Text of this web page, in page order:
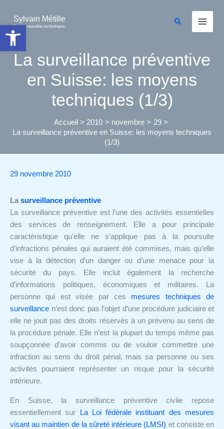
Ouvrir la barre d’outils
contenu
Sylvain Métille
Droit et nouvelles technologies
Rechercher
La surveillance préventive
en Suisse: les moyens
techniques (1/3)
Accueil 2010 novembre
29
La surveillance préventive en Suisse: les moyens techniques
(1/3)
29 novembre 2010
La surveillance préventive
La surveillance préventive est l’une des activités essentielles
des services de renseignement. Elle a pour principale
caractéristique qu’elle ne s’applique pas à la poursuite
d’infractions pénales qui auraient été commises, mais qu’elle
vise à la détection d’un danger ou d’une menace pour la
sécurité du pays. Elle inclut également la recherche
d’informations politiques, économiques et militaires. La
personne qui est visée par ces mesures techniques de
surveillance n’est donc pas l’objet d’une procédure judiciaire et
elle ne jouit pas des droits réservés à un prévenu au sens de
la procédure pénale. Elle n’est la plupart du temps même pas
soupçonnée d’avoir commis ou de vouloir commettre une
infraction au sens du droit pénal, mais sa personne ou ses
activités pourraient représenter un risque pour la sécurité
intérieure.
En Suisse, la surveillance préventive civile repose
essentiellement sur
La Loi fédérale instituant des mesures
visant au maintien de la sûreté intérieure (LMSI) et consiste en